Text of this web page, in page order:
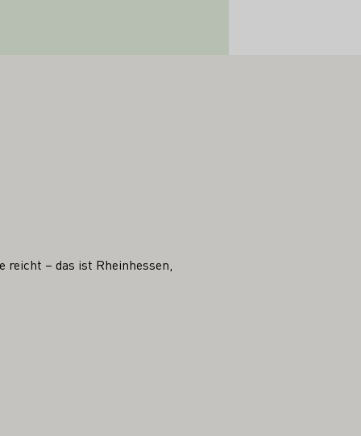
reicht – das ist Rheinhessen,